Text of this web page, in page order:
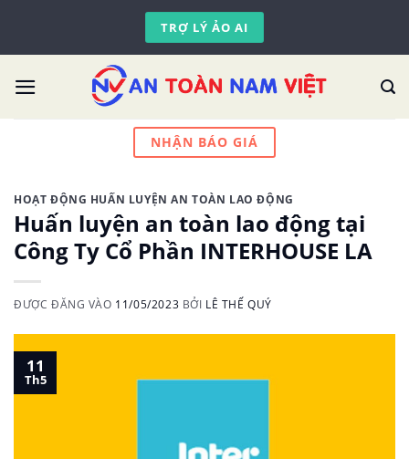
content
TRỢ LÝ ẢO AI
NHẬN BÁO GIÁ
HOẠT ĐỘNG HUẤN LUYỆN AN TOÀN LAO ĐỘNG
Huấn luyện an toàn lao động tại
Công Ty Cổ Phần INTERHOUSE LA
ĐƯỢC ĐĂNG VÀO 11/05/2023 BỞI LÊ THẾ QUÝ
11
Th5